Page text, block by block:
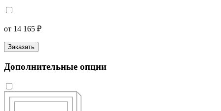
от 14 165 ₽
Заказать
Дополнительные опции